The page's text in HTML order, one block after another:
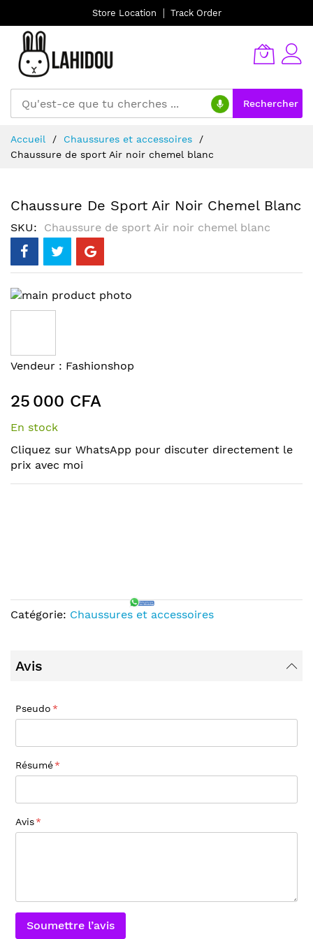
Store Location Track Order
Rechercher
au
contenu
Accueil
Chaussures et accessoires
Chaussure de sport Air noir chemel blanc
Chaussure De Sport Air Noir Chemel Blanc
SKU Chaussure de sport Air noir chemel blanc
Skip
to
of
the
gallery
Skip
the
beginning
of
images
gallery
Vendeur : Fashionshop
25 000 CFA
En stock
Cliquez sur WhatsApp pour discuter directement le
prix avec moi
Catégorie: Chaussures et accessoires
Avis
Pseudo
Résumé
Avis
Soumettre l’avis